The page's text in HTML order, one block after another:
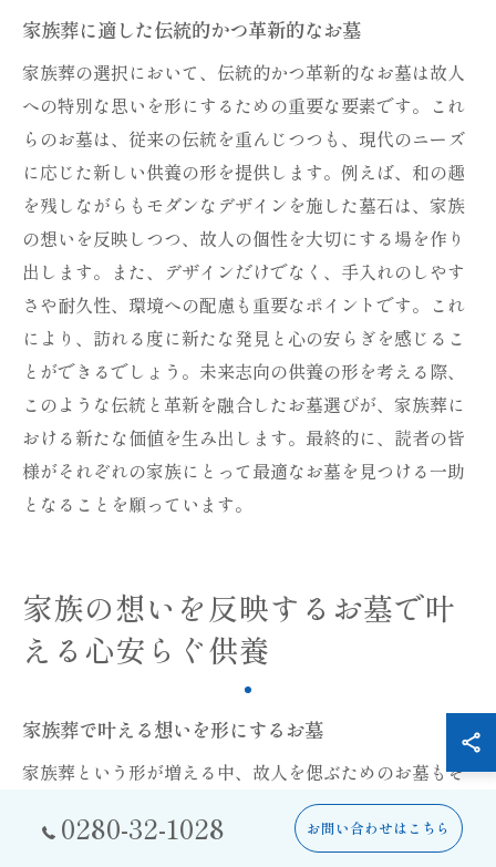
家族葬に適した伝統的かつ革新的なお墓
家族葬の選択において、伝統的かつ革新的なお墓は故人
への特別な思いを形にするための重要な要素です。これ
らのお墓は、従来の伝統を重んじつつも、現代のニーズ
に応じた新しい供養の形を提供します。例えば、和の趣
を残しながらもモダンなデザインを施した墓石は、家族
の想いを反映しつつ、故人の個性を大切にする場を作り
出します。また、デザインだけでなく、手入れのしやす
さや耐久性、環境への配慮も重要なポイントです。これ
により、訪れる度に新たな発見と心の安らぎを感じるこ
とができるでしょう。未来志向の供養の形を考える際、
このような伝統と革新を融合したお墓選びが、家族葬に
おける新たな価値を生み出します。最終的に、読者の皆
様がそれぞれの家族にとって最適なお墓を見つける一助
となることを願っています。
家族の想いを反映するお墓で叶
える心安らぐ供養
家族葬で叶える想いを形にするお墓
家族葬という形が増える中、故人を偲ぶためのお墓もそ
の在り方が変わりつつあります。従来の豪華さや威厳を
重視したお墓から、個人の趣味や人生観、家族の思いを
0280-32-1028 お問い合わせはこちら